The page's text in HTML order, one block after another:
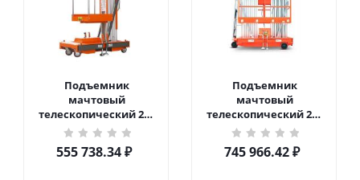
Подъемник
мачтовый
телескопический 200
кг 6 м TOR GTWY6-200S
DC 2-мачтовый
(автономный) (G) в
555 738.34₽
Подъемник
мачтовый
телескопический 200
кг 10 м TOR GTWY10-
200S DC 2-мачтовый
(автономный) (N) в
745 966.42₽